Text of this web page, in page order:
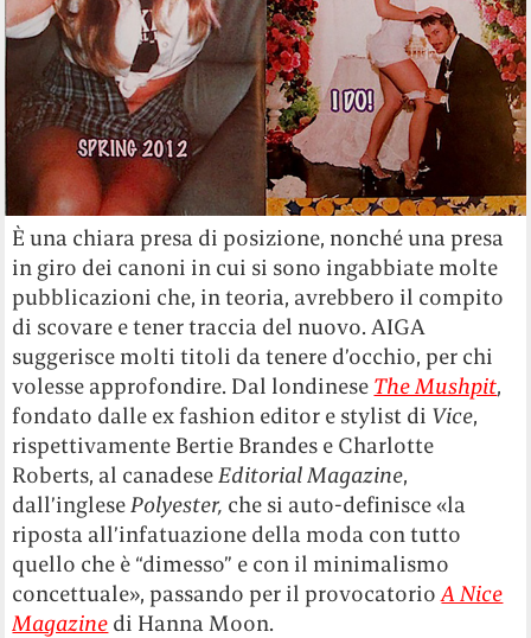
È una chiara presa di posizione, nonché una presa
in giro dei canoni in cui si sono ingabbiate molte
pubblicazioni che, in teoria, avrebbero il compito
di scovare e tener traccia del nuovo. AIGA
suggerisce molti titoli da tenere d’occhio, per chi
volesse approfondire. Dal londinese The Mushpit,
fondato dalle ex fashion editor e stylist di Vice,
rispettivamente Bertie Brandes e Charlotte
Roberts, al canadeseEditorial Magazine,
dall’inglesePolyester, che si auto-definisce «la
riposta all’infatuazione della moda con tutto
quello che è “dimesso” e con il minimalismo
concettuale», passando per il provocatorioA Nice
Magazine di Hanna Moon.